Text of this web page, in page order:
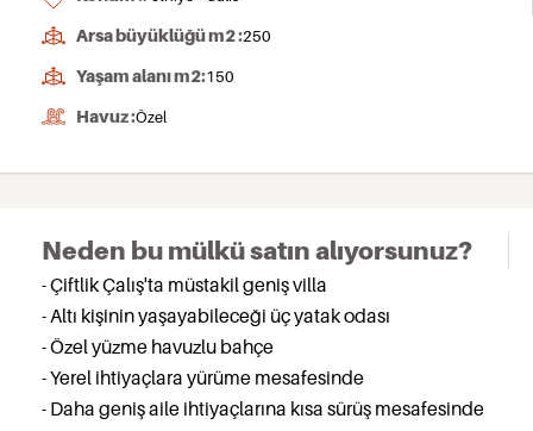
Arsa büyüklüğü m2 :250
Yaşam alanı m2:150
Havuz :Özel
Neden bu mülkü satın alıyorsunuz?
- Çiftlik Çalış'ta müstakil geniş villa
- Altı kişinin yaşayabileceği üç yatak odası
- Özel yüzme havuzlu bahçe
- Yerel ihtiyaçlara yürüme mesafesinde
- Daha geniş aile ihtiyaçlarına kısa sürüş mesafesinde